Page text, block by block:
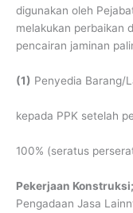
digunakan oleh
melakukan perbaikan
pencairan jaminan
(1) Penyedia Barang/
kepada PPK setelah
100% (seratus
Pekerjaan Konstruksi;
Pengadaan Jasa